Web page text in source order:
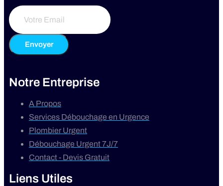
Envoyer
Notre Entreprise
A Propos
Services Débouchage en Urgence
Plombier Urgent
Débouchage Urgent 7J/7
Contact - Devis Gratuit
Liens Utiles